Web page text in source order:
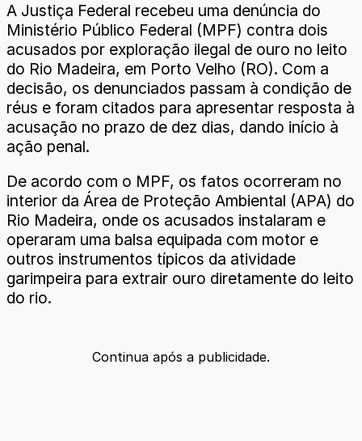
A Justiça Federal recebeu uma denúncia do
Ministério Público Federal (MPF) contra dois
acusados por exploração ilegal de ouro no leito
do Rio Madeira, em Porto Velho (RO). Com a
decisão, os denunciados passam à condição de
réus e foram citados para apresentar resposta à
acusação no prazo de dez dias, dando início à
ação penal.
De acordo com o MPF, os fatos ocorreram no
interior da Área de Proteção Ambiental (APA) do
Rio Madeira, onde os acusados instalaram e
operaram uma balsa equipada com motor e
outros instrumentos típicos da atividade
garimpeira para extrair ouro diretamente do leito
do rio.
Continua após a publicidade.